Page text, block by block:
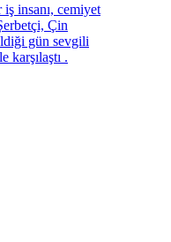
insanı, cemiyet
Çin
gün sevgili
karşılaştı .